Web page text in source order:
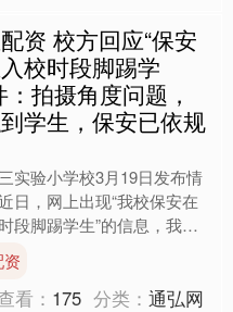
资 校方回应“保安
校时段脚踢学
：拍摄角度问题，
学生，保安已依规
实验小学校3月19日发布情
日，网上出现“我校保安在
段脚踢学生”的信息，我校
立即调取多角度监控，并与
员谈话了解，....
资
看： 175 分类：通弘网